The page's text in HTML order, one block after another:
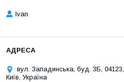
Ivan
вул. Западинська, буд. 3Б, 04123,
Київ, Україна